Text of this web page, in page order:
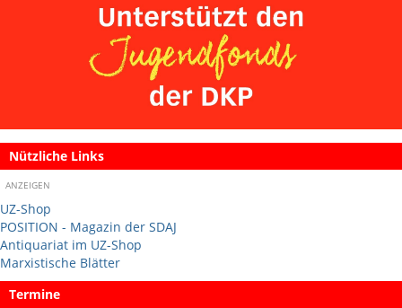
Nützliche Links
ANZEIGEN
UZ-Shop
POSITION - Magazin der SDAJ
Antiquariat im UZ-Shop
Marxistische Blätter
Termine